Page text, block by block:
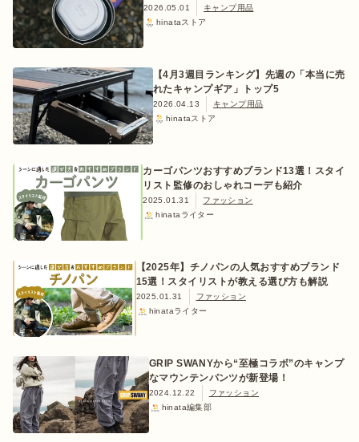
2026.05.01
キャンプ用品
hinataストア
【4月3週目ランキング】先週の「本当に売
れたキャンプギア」トップ5
2026.04.13
キャンプ用品
hinataストア
カーゴパンツおすすめブランド13選！スタイ
リスト監修のおしゃれコーデも紹介
2025.01.31
ファッション
hinataライター
【2025年】チノパンの人気おすすめブランド
15選！スタイリストが教える選び方も解説
2025.01.31
ファッション
hinataライター
GRIP SWANYから“至極コラボ”のキャンプ
なマウンテンパンツが新登場！
2024.12.22
ファッション
hinata編集部
検索
ショップ